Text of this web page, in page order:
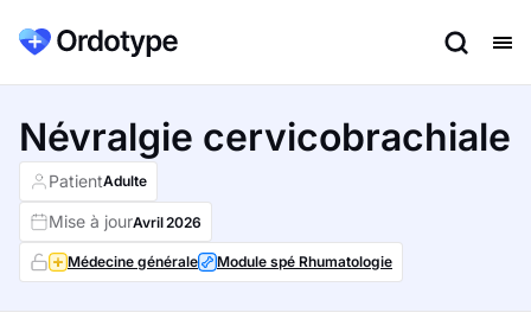
Névralgie cervicobrachiale
PatientAdulte
Mise à jourAvril2026
Médecine générale Module spé Rhumatologie